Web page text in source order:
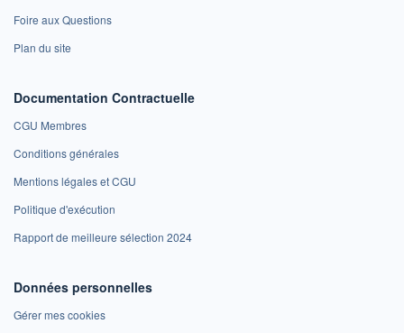
Foire aux Questions
Plan du site
Documentation Contractuelle
CGU Membres
Conditions générales
Mentions légales et CGU
Politique d'exécution
Rapport de meilleure sélection 2024
Données personnelles
Gérer mes cookies